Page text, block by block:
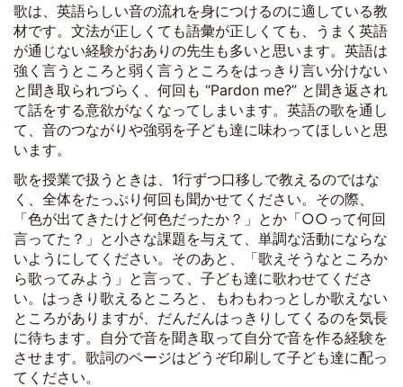
歌は、英語らしい音の流れを身につけるのに適している教
材です。文法が正しくても語彙が正しくても、うまく英語
が通じない経験がおありの先生も多いと思います。英語は
強く言うところと弱く言うところをはっきり言い分けない
と聞き取られづらく、何回も “Pardon me?” と聞き返され
て話をする意欲がなくなってしまいます。英語の歌を通し
て、音のつながりや強弱を子ども達に味わってほしいと思
います。
歌を授業で扱うときは、1行ずつ口移しで教えるのではな
く、全体をたっぷり何回も聞かせてください。その際、
「色が出てきたけど何色だったか？」とか「○○って何回
言ってた？」と小さな課題を与えて、単調な活動にならな
いようにしてください。そのあと、「歌えそうなところか
ら歌ってみよう」と言って、子ども達に歌わせてくださ
い。はっきり歌えるところと、もわもわっとしか歌えない
ところがありますが、だんだんはっきりしてくるのを気長
に待ちます。自分で音を聞き取って自分で音を作る経験を
させます。歌詞のページはどうぞ印刷して子ども達に配っ
てください。